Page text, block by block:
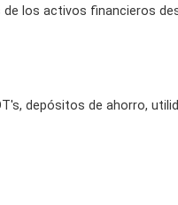
los activos financieros
depósitos de ahorro,